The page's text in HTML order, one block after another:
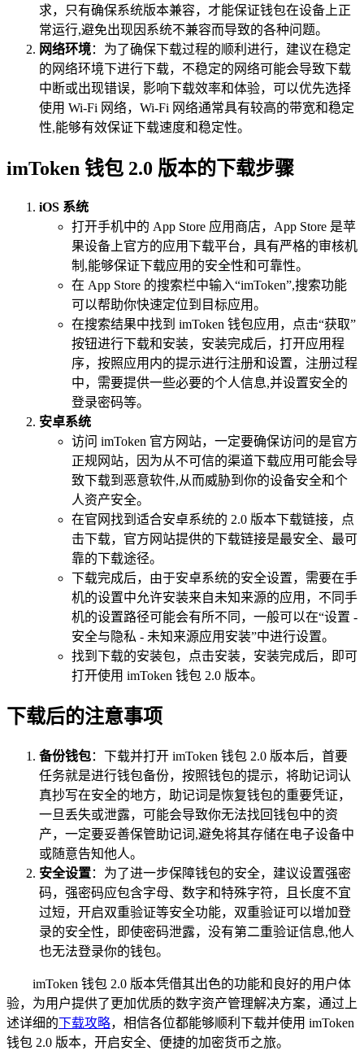
求，只有确保系统版本兼容，才能保证钱包在设备上正
常运行,避免出现因系统不兼容而导致的各种问题。
网络环境：为了确保下载过程的顺利进行，建议在稳定
的网络环境下进行下载，不稳定的网络可能会导致下载
中断或出现错误，影响下载效率和体验，可以优先选择
使用 Wi-Fi 网络，Wi-Fi 网络通常具有较高的带宽和稳定
性,能够有效保证下载速度和稳定性。
imToken 钱包 2.0 版本的下载步骤
iOS 系统
打开手机中的 App Store 应用商店，App Store 是苹
果设备上官方的应用下载平台，具有严格的审核机
制,能够保证下载应用的安全性和可靠性。
在 App Store 的搜索栏中输入“imToken”,搜索功能
可以帮助你快速定位到目标应用。
在搜索结果中找到 imToken 钱包应用，点击“获取”
按钮进行下载和安装，安装完成后，打开应用程
序，按照应用内的提示进行注册和设置，注册过程
中，需要提供一些必要的个人信息,并设置安全的
登录密码等。
安卓系统
访问 imToken 官方网站，一定要确保访问的是官方
正规网站，因为从不可信的渠道下载应用可能会导
致下载到恶意软件,从而威胁到你的设备安全和个
人资产安全。
在官网找到适合安卓系统的 2.0 版本下载链接，点
击下载，官方网站提供的下载链接是最安全、最可
靠的下载途径。
下载完成后，由于安卓系统的安全设置，需要在手
机的设置中允许安装来自未知来源的应用，不同手
机的设置路径可能会有所不同，一般可以在“设置 -
安全与隐私 - 未知来源应用安装”中进行设置。
找到下载的安装包，点击安装，安装完成后，即可
打开使用 imToken 钱包 2.0 版本。
下载后的注意事项
备份钱包：下载并打开 imToken 钱包 2.0 版本后，首要
任务就是进行钱包备份，按照钱包的提示，将助记词认
真抄写在安全的地方，助记词是恢复钱包的重要凭证，
一旦丢失或泄露，可能会导致你无法找回钱包中的资
产，一定要妥善保管助记词,避免将其存储在电子设备中
或随意告知他人。
安全设置：为了进一步保障钱包的安全，建议设置强密
码，强密码应包含字母、数字和特殊字符，且长度不宜
过短，开启双重验证等安全功能，双重验证可以增加登
录的安全性，即使密码泄露，没有第二重验证信息,他人
也无法登录你的钱包。
imToken 钱包 2.0 版本凭借其出色的功能和良好的用户体
验，为用户提供了更加优质的数字资产管理解决方案，通过上
述详细的下载攻略，相信各位都能够顺利下载并使用 imToken
钱包 2.0 版本，开启安全、便捷的加密货币之旅。